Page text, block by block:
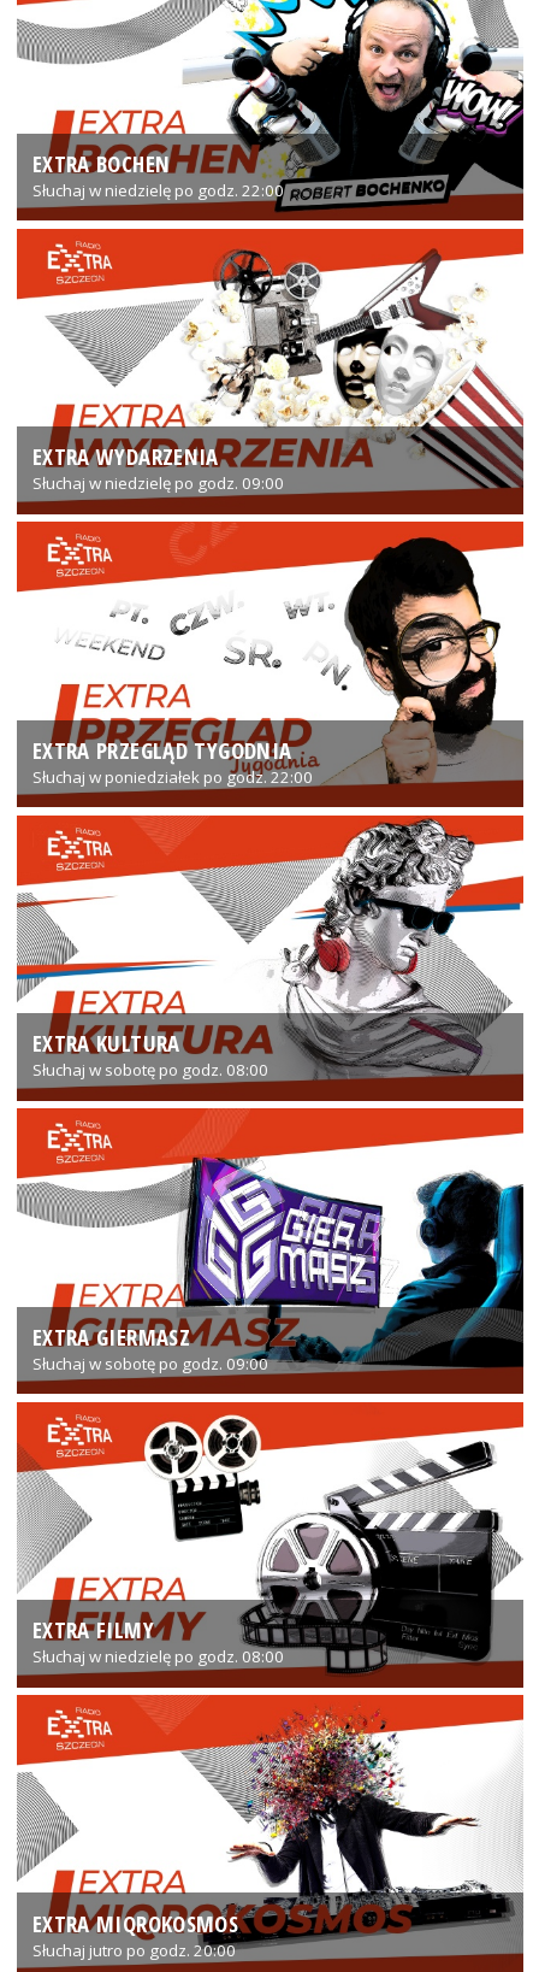
EXTRA BOCHEN
Słuchaj w niedzielę po godz. 22:00
EXTRA WYDARZENIA
Słuchaj w niedzielę po godz. 09:00
EXTRA PRZEGLĄD TYGODNIA
Słuchaj w poniedziałek po godz. 22:00
EXTRA KULTURA
Słuchaj w sobotę po godz. 08:00
EXTRA GIERMASZ
Słuchaj w sobotę po godz. 09:00
EXTRA FILMY
Słuchaj w niedzielę po godz. 08:00
EXTRA MIQROKOSMOS
Słuchaj jutro po godz. 20:00